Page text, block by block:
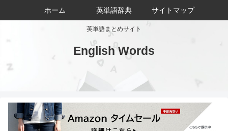
英単語まとめサイト
English Words
ホーム 英単語辞典 サイトマップ